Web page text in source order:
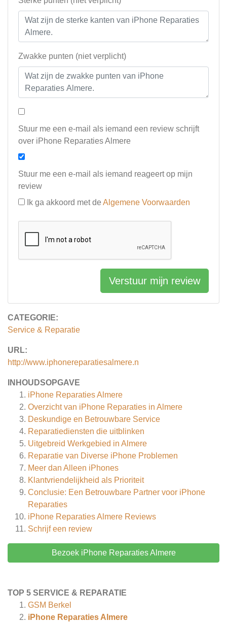
CATEGORIE:
Service & Reparatie
URL:
http://www.iphonereparatiesalmere.n
INHOUDSOPGAVE
iPhone Reparaties Almere
Overzicht van iPhone Reparaties in Almere
Deskundige en Betrouwbare Service
Reparatiediensten die uitblinken
Uitgebreid Werkgebied in Almere
Reparatie van Diverse iPhone Problemen
Meer dan Alleen iPhones
Klantvriendelijkheid als Prioriteit
Conclusie: Een Betrouwbare Partner voor iPhone
Reparaties
iPhone Reparaties Almere Reviews
Schrijf een review
Bezoek iPhone Reparaties Almere
TOP 5 SERVICE & REPARATIE
GSM Berkel
iPhone Reparaties Almere
Zwakke punten (niet verplicht)
Stuur me een e-mail als iemand een review schrijft
over iPhone Reparaties Almere
Stuur me een e-mail als iemand reageert op mijn
review
Ik ga akkoord met de Algemene Voorwaarden
Verstuur mijn review